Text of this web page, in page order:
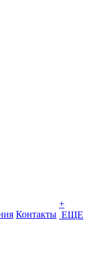
Контакты
+
ЕЩЕ